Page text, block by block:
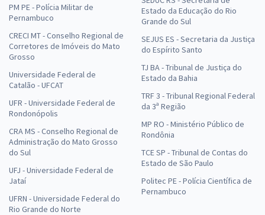
PM PE - Polícia Militar de
Pernambuco
CRECI MT - Conselho Regional de
Corretores de Imóveis do Mato
Grosso
Universidade Federal de
Catalão - UFCAT
UFR - Universidade Federal de
Rondonópolis
CRA MS - Conselho Regional de
Administração do Mato Grosso
do Sul
UFJ - Universidade Federal de
Jataí
UFRN - Universidade Federal do
Rio Grande do Norte
Estado da Educação do Rio
Grande do Sul
SEJUS ES - Secretaria da Justiça
do Espírito Santo
TJ BA - Tribunal de Justiça do
Estado da Bahia
TRF 3 - Tribunal Regional Federal
da 3ª Região
MP RO - Ministério Público de
Rondônia
TCE SP - Tribunal de Contas do
Estado de São Paulo
Politec PE - Polícia Científica de
Pernambuco